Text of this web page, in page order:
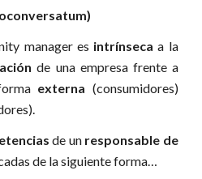
manager es intrínseca a la
de una empresa frente a
externa (consumidores)
de un responsable de
de la siguiente forma…